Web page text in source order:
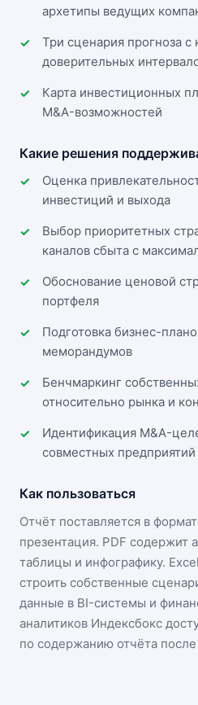
архетипы ведущих
Три сценария прогноза с
доверительных
Карта инвестиционных
M&A-возможностей
Какие решения
Оценка
инвестиций и выхода
Выбор приоритетных
каналов сбыта с
Обоснование ценовой
портфеля
Подготовка бизнес-
меморандумов
Бенчмаркинг
относительно рынка и
Идентификация M&A-
совместных предприятий
Как пользоваться
Отчёт поставляется в
презентация. PDF содержит
таблицы и инфографику.
строить собственные
данные в BI-системы и
аналитиков Индексбокс
по содержанию отчёта после